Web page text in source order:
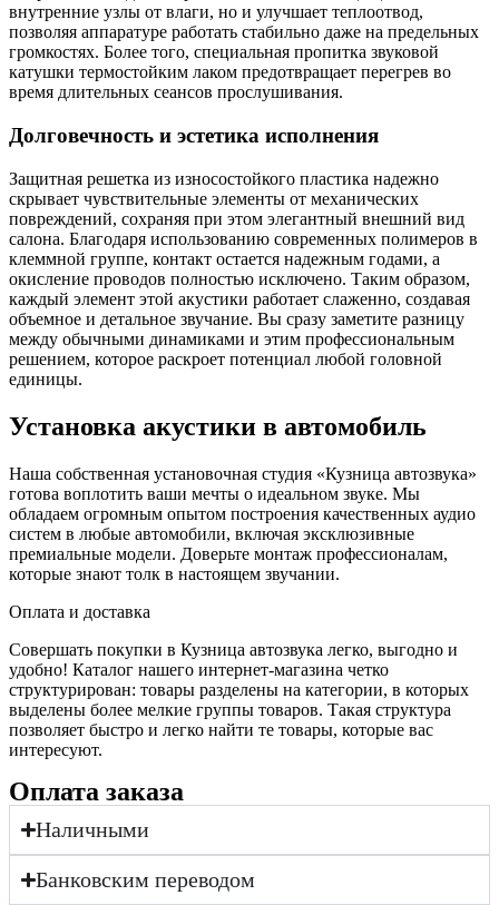
внутренние узлы от влаги, но и улучшает теплоотвод,
позволяя аппаратуре работать стабильно даже на предельных
громкостях. Более того, специальная пропитка звуковой
катушки термостойким лаком предотвращает перегрев во
время длительных сеансов прослушивания.
Долговечность и эстетика исполнения
Защитная решетка из износостойкого пластика надежно
скрывает чувствительные элементы от механических
повреждений, сохраняя при этом элегантный внешний вид
салона. Благодаря использованию современных полимеров в
клеммной группе, контакт остается надежным годами, а
окисление проводов полностью исключено. Таким образом,
каждый элемент этой акустики работает слаженно, создавая
объемное и детальное звучание. Вы сразу заметите разницу
между обычными динамиками и этим профессиональным
решением, которое раскроет потенциал любой головной
единицы.
Установка акустики в автомобиль
Наша собственная установочная студия «Кузница автозвука»
готова воплотить ваши мечты о идеальном звуке. Мы
обладаем огромным опытом построения качественных аудио
систем в любые автомобили, включая эксклюзивные
премиальные модели. Доверьте монтаж профессионалам,
которые знают толк в настоящем звучании.
Оплата и доставка
Совершать покупки в Кузница автозвука легко, выгодно и
удобно! Каталог нашего интернет-магазина четко
структурирован: товары разделены на категории, в которых
выделены более мелкие группы товаров. Такая структура
позволяет быстро и легко найти те товары, которые вас
интересуют.
Оплата заказа
Наличными
Банковским переводом